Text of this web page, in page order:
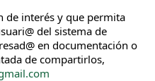
de interés y que permita
del sistema de
en documentación o
de compartirlos,